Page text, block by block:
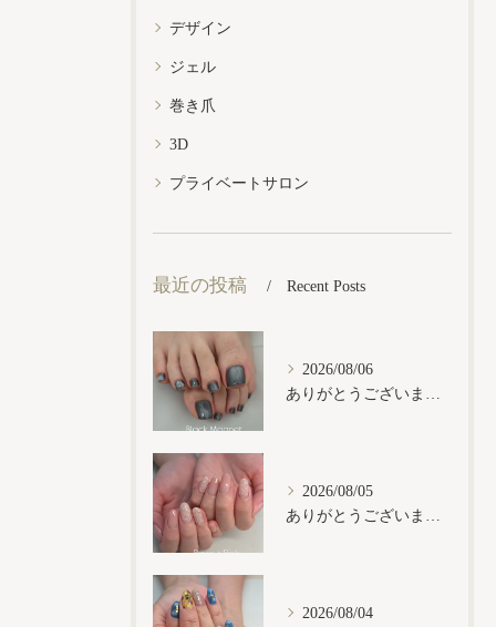
デザイン
ジェル
巻き爪
3D
プライベートサロン
最近の投稿 Recent Posts
2026/08/06
ありがとうございます𓂃𓈒𓏸︎︎︎︎
2026/08/05
ありがとうございます𓂃𓈒𓏸︎︎︎︎
2026/08/04